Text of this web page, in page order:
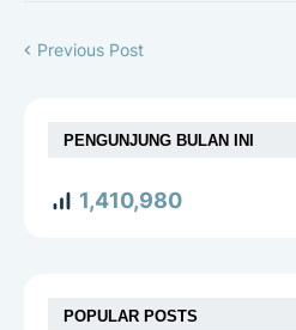
Previous Post
PENGUNJUNG BULAN INI
1,410,980
POPULAR POSTS